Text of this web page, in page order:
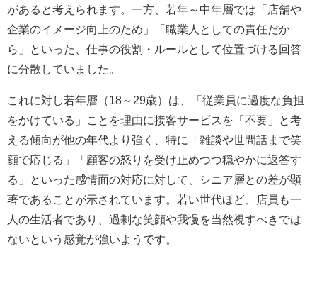
があると考えられます。一方、若年～中年層では「店舗や
企業のイメージ向上のため」「職業人としての責任だか
ら」といった、仕事の役割・ルールとして位置づける回答
に分散していました。
これに対し若年層（18～29歳）は、「従業員に過度な負担
をかけている」ことを理由に接客サービスを「不要」と考
える傾向が他の年代より強く、特に「雑談や世間話まで笑
顔で応じる」「顧客の怒りを受け止めつつ穏やかに返答す
る」といった感情面の対応に対して、シニア層との差が顕
著であることが示されています。若い世代ほど、店員も一
人の生活者であり、過剰な笑顔や我慢を当然視すべきでは
ないという感覚が強いようです。